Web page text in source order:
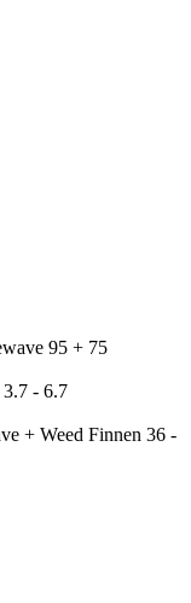
95 + 75
- 6.7
+ Weed Finnen 36 -